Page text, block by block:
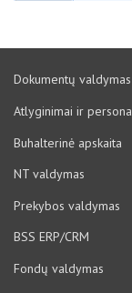
Dokumentų valdymas
Atlyginimai ir
Buhalterinė apskaita
NT valdymas
Prekybos valdymas
BSS ERP/CRM
Fondų valdymas